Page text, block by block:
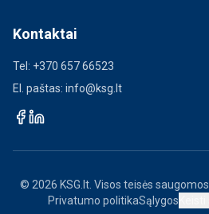
Kontaktai
Tel: +370 657 66523
El. paštas: info@ksg.lt
© 2026 KSG.lt. Visos teisės saugomos.
Privatumo politikaSąlygos